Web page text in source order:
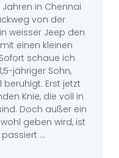
in Chennai
von der
weisser Jeep den
einen kleinen
schaue ich
jähriger Sohn,
Erst jetzt
Knie, die voll in
Doch außer ein
geben wird, ist
…